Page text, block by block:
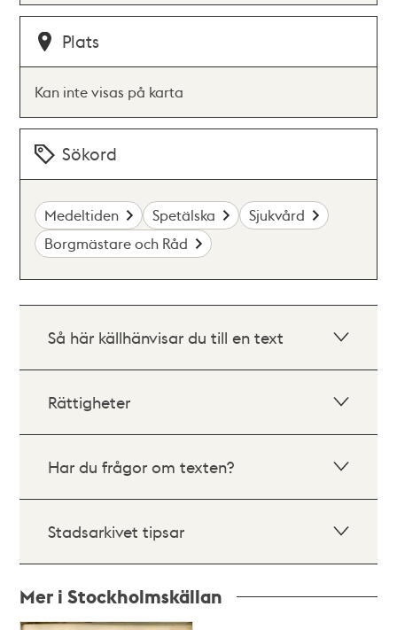
Plats
Kan inte visas på karta
Sökord
Medeltiden Spetälska
Sjukvård
Borgmästare och Råd
Så här källhänvisar du till en text
Rättigheter
Har du frågor om texten?
Stadsarkivet tipsar
Mer i Stockholmskällan